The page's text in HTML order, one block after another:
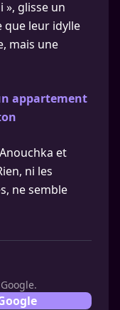
», glisse un
que leur idylle
mais une
appartement
et
ni les
ne semble